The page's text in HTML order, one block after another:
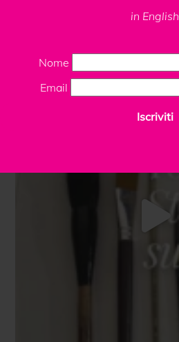
in English
Nome
Email
Iscriviti